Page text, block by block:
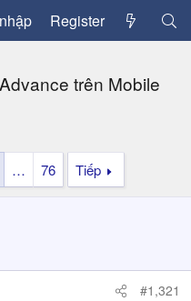
Register
trên Mobile
… 76 Tiếp
#1,321